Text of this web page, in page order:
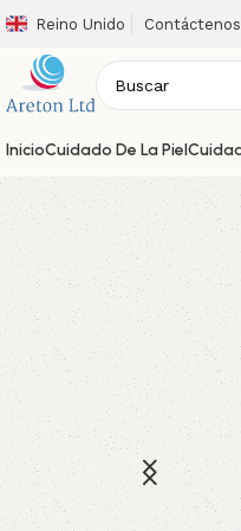
Reino Unido Contáctenos
InicioCuidado De La Piel